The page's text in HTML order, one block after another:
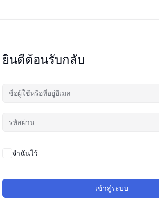
ยินดีต้อนรับกลับ
จำฉันไว้
เข้าสู่ระบบ